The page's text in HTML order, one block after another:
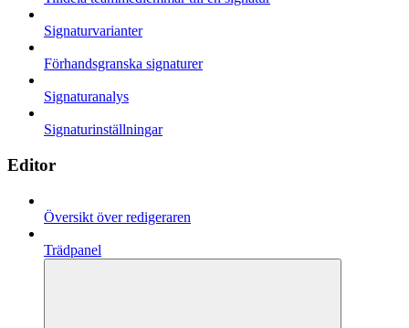
Signaturvarianter
Förhandsgranska signaturer
Signaturanalys
Signaturinställningar
Editor
Översikt över redigeraren
Trädpanel